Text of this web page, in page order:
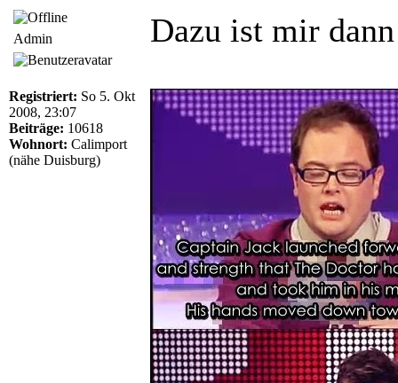
Admin
Registriert: So 5. Okt
2008, 23:07
Beiträge: 10618
Wohnort: Calimport
(nähe Duisburg)
Dazu ist mir